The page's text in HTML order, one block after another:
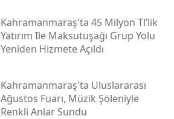
Kahramanmaraş'ta 45 Milyon Tl’lik
Yatırım Ile Maksutuşağı Grup Yolu
Yeniden Hizmete Açıldı
Kahramanmaraş'ta Uluslararası
Ağustos Fuarı, Müzik Şöleniyle
Renkli Anlar Sundu